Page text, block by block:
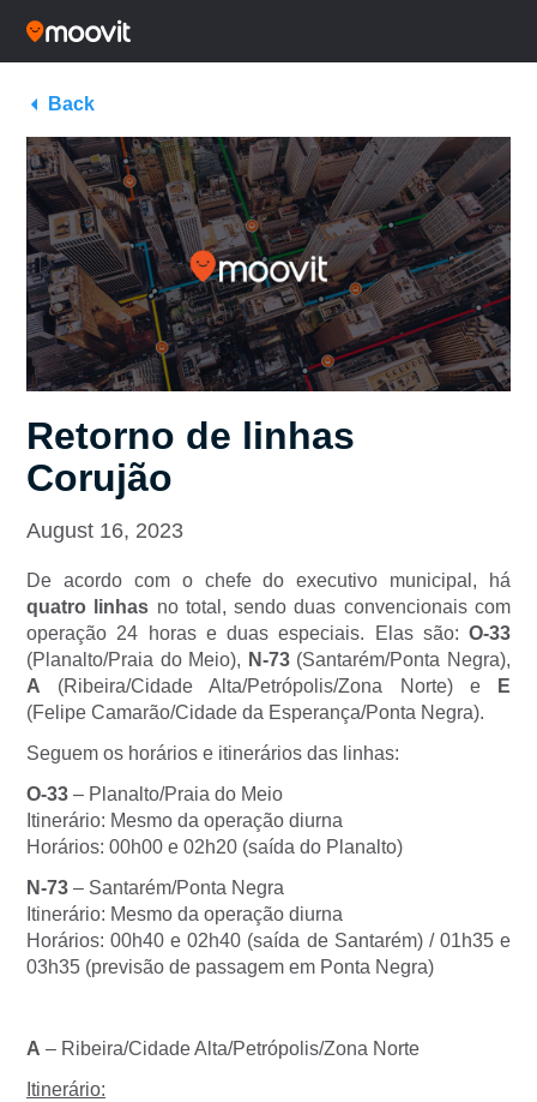
Back
Retorno de linhas
Corujão
August 16, 2023
De acordo com o chefe do executivo municipal, há
quatro linhas no total, sendo duas convencionais com
operação 24 horas e duas especiais. Elas são: O-33
(Planalto/Praia do Meio), N-73(Santarém/Ponta Negra),
A (Ribeira/Cidade Alta/Petrópolis/Zona Norte) e
E
(Felipe Camarão/Cidade da Esperança/Ponta Negra).
Seguem os horários e itinerários das linhas:
O-33 – Planalto/Praia do Meio
Itinerário: Mesmo da operação diurna
Horários: 00h00 e 02h20 (saída do Planalto)
N-73 – Santarém/Ponta Negra
Itinerário: Mesmo da operação diurna
Horários: 00h40 e 02h40 (saída de Santarém) / 01h35 e
03h35 (previsão de passagem em Ponta Negra)
A – Ribeira/Cidade Alta/Petrópolis/Zona Norte
Itinerário: